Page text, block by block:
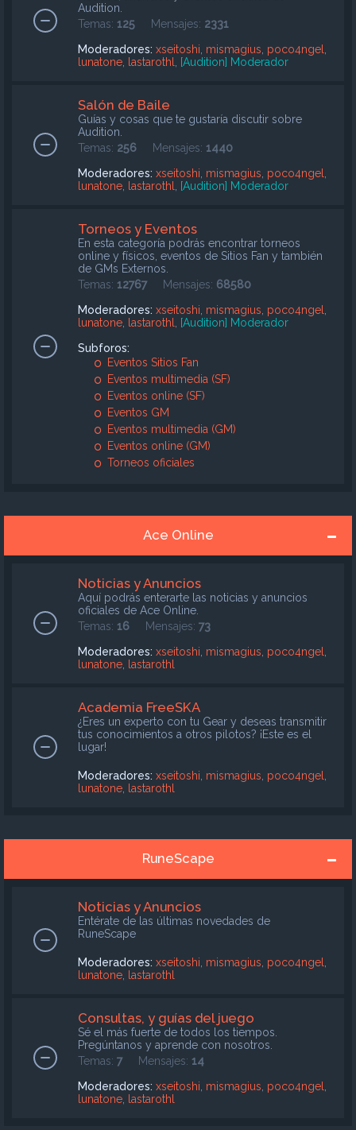
Audition.
Temas: 125 Mensajes: 2331
Moderadores: xseitoshi mismagius poco4ngel
lunatone
lastarothl [Audition] Moderador
Salón de Baile
Guías y cosas que te gustaría discutir sobre
Audition.
Temas: 256 Mensajes: 1440
Moderadores: xseitoshi mismagius poco4ngel
lunatone
lastarothl [Audition] Moderador
Torneos y Eventos
En esta categoría podrás encontrar torneos
online y físicos, eventos de Sitios Fan y también
de GMs Externos.
Temas: 12767Mensajes: 68580
Moderadores: xseitoshi mismagius poco4ngel
lunatone
lastarothl
[Audition] Moderador
Subforos:
Eventos Sitios Fan
Eventos multimedia (SF)
Eventos online (SF)
Eventos GM
Eventos multimedia (GM)
Eventos online (GM)
Torneos oficiales
Ace Online
Noticias y Anuncios
Aquí podrás enterarte las noticias y anuncios
oficiales de Ace Online.
Temas: 16 Mensajes: 73
Moderadores: xseitoshi mismagius poco4ngel
lunatone
lastarothl
Academia FreeSKA
¿Eres un experto con tu Gear y deseas transmitir
tus conocimientos a otros pilotos? ¡Este es el
lugar!
Moderadores: xseitoshi mismagius poco4ngel
lunatone
lastarothl
RuneScape
Noticias y Anuncios
Entérate de las últimas novedades de
RuneScape
Moderadores: xseitoshi mismagius poco4ngel
lunatone
lastarothl
Consultas, y guías del juego
Sé el más fuerte de todos los tiempos.
Pregúntanos y aprende con nosotros.
Temas: 7Mensajes: 14
Moderadores: xseitoshi mismagius poco4ngel
lunatone
lastarothl